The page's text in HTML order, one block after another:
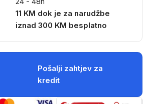
11 KM dok je za narudžbe
iznad 300 KM besplatno
Pošalji zahtjev za
kredit